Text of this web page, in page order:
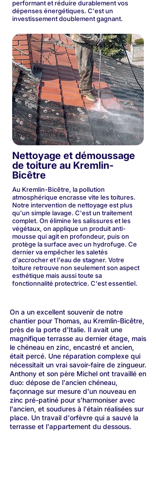
performant et réduire durablement vos
dépenses énergétiques. C'est un
investissement doublement gagnant.
Nettoyage et démoussage
de toiture au Kremlin-
Bicêtre
Au Kremlin-Bicêtre, la pollution
atmosphérique encrasse vite les toitures.
Notre intervention de nettoyage est plus
qu'un simple lavage. C'est un traitement
complet. On élimine les salissures et les
végétaux, on applique un produit anti-
mousse qui agit en profondeur, puis on
protège la surface avec un hydrofuge. Ce
dernier va empêcher les saletés
d'accrocher et l'eau de stagner. Votre
toiture retrouve non seulement son aspect
esthétique mais aussi toute sa
fonctionnalité protectrice. C'est essentiel.
On a un excellent souvenir de notre
chantier pour Thomas, au Kremlin-Bicêtre,
près de la porte d'Italie. Il avait une
magnifique terrasse au dernier étage, mais
le chéneau en zinc, encastré et ancien,
était percé. Une réparation complexe qui
nécessitait un vrai savoir-faire de zingueur.
Anthony et son père Michel ont travaillé en
duo: dépose de l'ancien chéneau,
façonnage sur mesure d'un nouveau en
zinc pré-patiné pour s'harmoniser avec
l'ancien, et soudures à l'étain réalisées sur
place. Un travail d'orfèvre qui a sauvé la
terrasse et l'appartement du dessous.